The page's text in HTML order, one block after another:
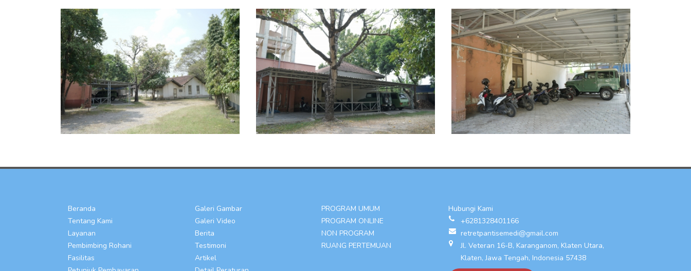
Beranda
Tentang Kami
Layanan
Pembimbing Rohani
Fasilitas
Galeri Gambar
Galeri Video
Berita
Testimoni
Artikel
PROGRAM UMUM
PROGRAM ONLINE
NON PROGRAM
RUANG PERTEMUAN
Hubungi Kami
+6281328401166
retretpantisemedi@gmail.com
Jl. Veteran 16-B, Karanganom, Klaten Utara,
Klaten, Jawa Tengah, Indonesia 57438